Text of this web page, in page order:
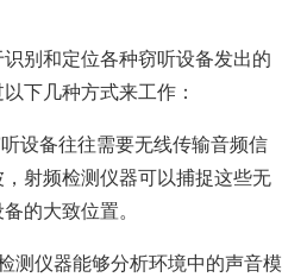
别和定位各种窃听设备发出的
下几种方式来工作：
设备往往需要无线传输音频信
射频检测仪器可以捕捉这些无
的大致位置。
测仪器能够分析环境中的声音模